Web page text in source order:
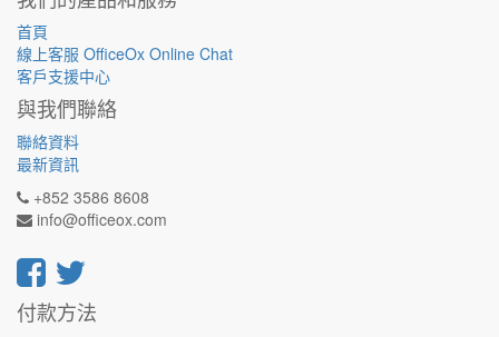
首頁
線上客服 OfficeOx Online Chat
客戶支援中心
與我們聯絡
聯絡資料
最新資訊
+852 3586 8608
info@officeox.com
付款方法